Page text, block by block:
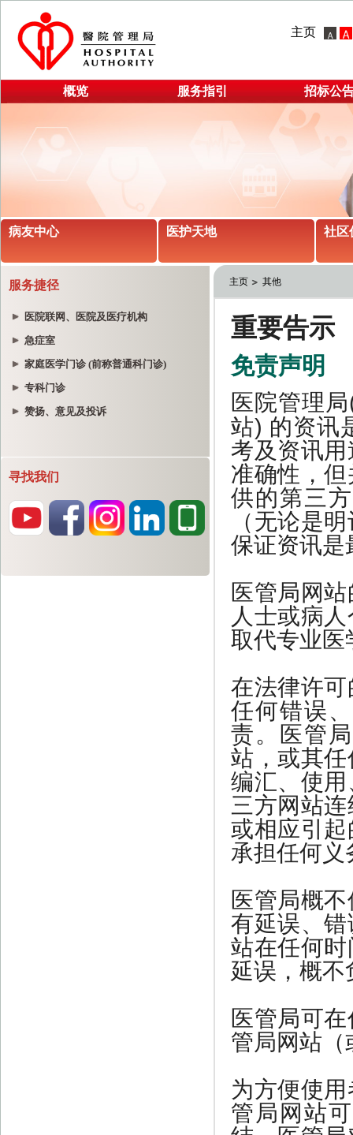
主页
概览 服务指引 招标公
病友中心 医护天地 社区
服务捷径
医院联网、医院及医疗机构
急症室
家庭医学门诊 (前称普通科门诊)
专科门诊
赞扬、意见及投诉
寻找我们
主页 其他